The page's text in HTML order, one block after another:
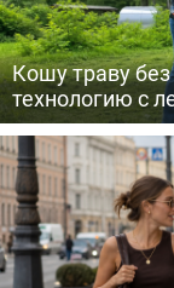
Кошу траву
технологию с